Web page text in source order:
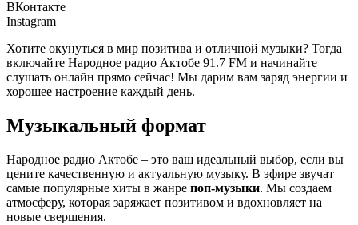
ВКонтакте
Instagram
Хотите окунуться в мир позитива и отличной музыки? Тогда
включайте Народное радио Актобе 91.7 FM и начинайте
слушать онлайн прямо сейчас! Мы дарим вам заряд энергии и
хорошее настроение каждый день.
Музыкальный формат
Народное радио Актобе – это ваш идеальный выбор, если вы
цените качественную и актуальную музыку. В эфире звучат
самые популярные хиты в жанре поп-музыки. Мы создаем
атмосферу, которая заряжает позитивом и вдохновляет на
новые свершения.